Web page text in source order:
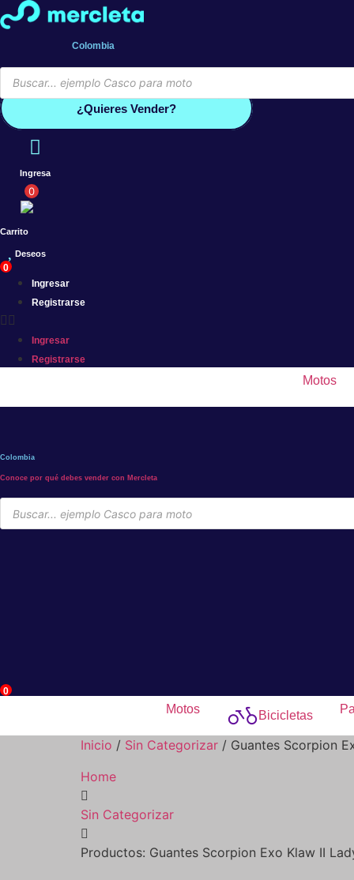
Saltar
al
Colombia
Búsqueda
de
productos
¿Quieres Vender?
Ingresa
0
Carrito
Deseos
0
Ingresar
Registrarse
Ingresar
Registrarse
Motos
Colombia
Conoce por qué debes vender con Mercleta
Búsqueda
de
productos
0
Motos Bicicletas
Inicio / Sin Categorizar / Guantes Scorpion
Home
Sin Categorizar
Productos: Guantes Scorpion Exo Klaw II